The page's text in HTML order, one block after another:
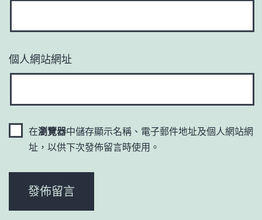
個人網站網址
在瀏覽器中儲存顯示名稱、電子郵件地址及個人網站網
址，以供下次發佈留言時使用。